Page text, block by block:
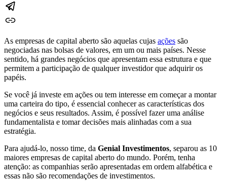
As empresas de capital aberto são aquelas cujas ações são
negociadas nas bolsas de valores, em um ou mais países. Nesse
sentido, há grandes negócios que apresentam essa estrutura e que
permitem a participação de qualquer investidor que adquirir os
papéis.
Se você já investe em ações ou tem interesse em começar a montar
uma carteira do tipo, é essencial conhecer as características dos
negócios e seus resultados. Assim, é possível fazer uma análise
fundamentalista e tomar decisões mais alinhadas com a sua
estratégia.
Para ajudá-lo, nosso time, da Genial Investimentos, separou as 10
maiores empresas de capital aberto do mundo. Porém, tenha
atenção: as companhias serão apresentadas em ordem alfabética e
essas não são recomendações de investimentos.